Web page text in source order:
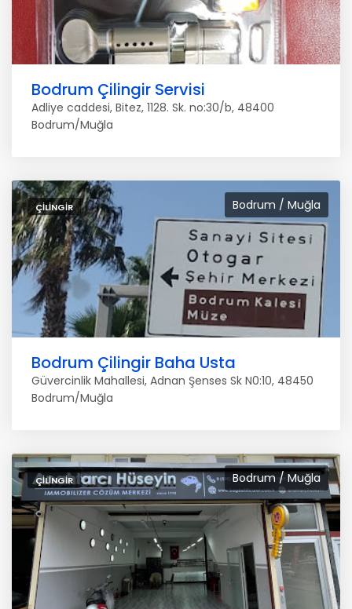
Bodrum Çilingir Servisi
Adliye caddesi, Bitez, 1128. Sk. no:30/b, 48400
Bodrum/Muğla
Bodrum / Muğla
ÇILINGIR
Bodrum Çilingir Baha Usta
Güvercinlik Mahallesi, Adnan Şenses Sk N0:10, 48450
Bodrum/Muğla
Bodrum / Muğla
ÇILINGIR